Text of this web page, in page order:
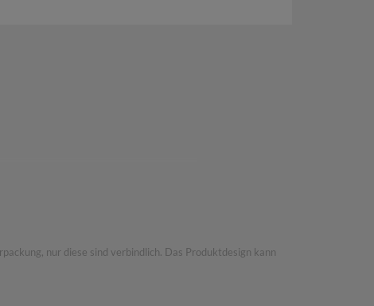
und Minze garnieren.
nur diese sind verbindlich. Das Produktdesign kann